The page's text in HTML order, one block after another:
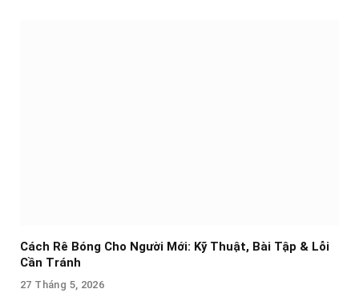
Cách Rê Bóng Cho Người Mới: Kỹ Thuật, Bài Tập & Lỗi
Cần Tránh
27 Tháng 5, 2026